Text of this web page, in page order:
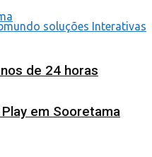
de 24 horas
em Sooretama
soluções Interativas